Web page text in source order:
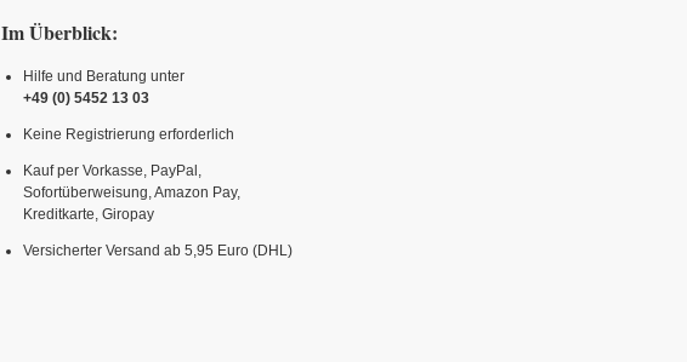
Im Überblick:
Hilfe und Beratung unter
+49 (0) 5452 13 03
Keine Registrierung erforderlich
Kauf per Vorkasse, PayPal,
Sofortüberweisung, Amazon Pay,
Kreditkarte, Giropay
Versicherter Versand ab 5,95 Euro (DHL)